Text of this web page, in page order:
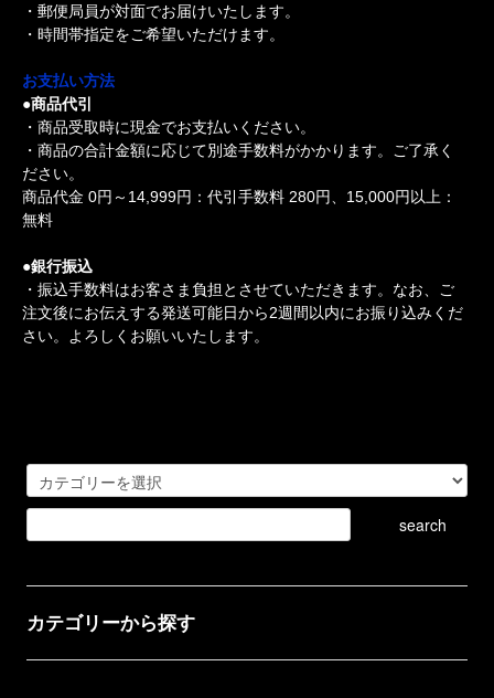
・郵便局員が対面でお届けいたします。
・時間帯指定をご希望いただけます。
お支払い方法
●商品代引
・商品受取時に現金でお支払いください。
・商品の合計金額に応じて別途手数料がかかります。ご了承く
ださい。
商品代金 0円～14,999円：代引手数料 280円、15,000円以上：
無料
●銀行振込
・振込手数料はお客さま負担とさせていただきます。なお、ご
注文後にお伝えする発送可能日から2週間以内にお振り込みくだ
さい。よろしくお願いいたします。
カテゴリーから探す